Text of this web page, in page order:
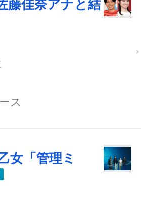
藤佳奈アナと結
ス
女「管理ミ